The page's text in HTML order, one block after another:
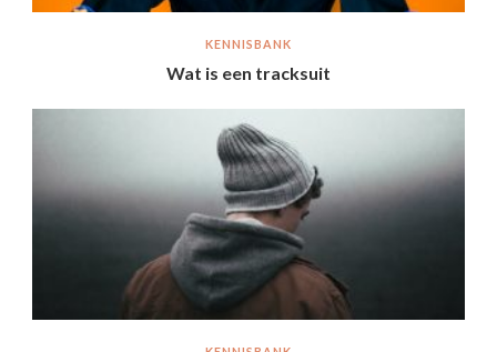
KENNISBANK
Wat is een tracksuit